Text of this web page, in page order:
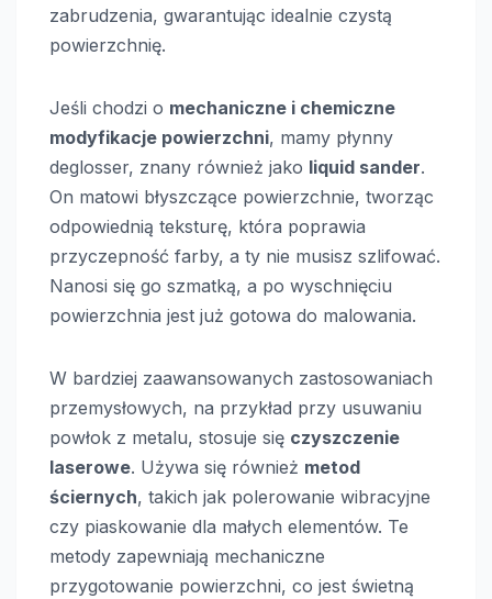
zabrudzenia, gwarantując idealnie czystą
powierzchnię.
Jeśli chodzi o mechaniczne i chemiczne
modyfikacje powierzchni, mamy płynny
deglosser, znany również jako liquid sander.
On matowi błyszczące powierzchnie, tworząc
odpowiednią teksturę, która poprawia
przyczepność farby, a ty nie musisz szlifować.
Nanosi się go szmatką, a po wyschnięciu
powierzchnia jest już gotowa do malowania.
W bardziej zaawansowanych zastosowaniach
przemysłowych, na przykład przy usuwaniu
powłok z metalu, stosuje się czyszczenie
laserowe. Używa się również metod
ściernych, takich jak polerowanie wibracyjne
czy piaskowanie dla małych elementów. Te
metody zapewniają mechaniczne
przygotowanie powierzchni, co jest świetną